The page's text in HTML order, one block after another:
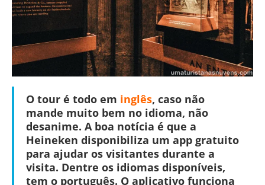
O tour é todo em inglês, caso não
mande muito bem no idioma, não
desanime. A boa notícia é que a
Heineken disponibiliza um app gratuito
para ajudar os visitantes durante a
visita. Dentre os idiomas disponíveis,
tem o português. O aplicativo funciona